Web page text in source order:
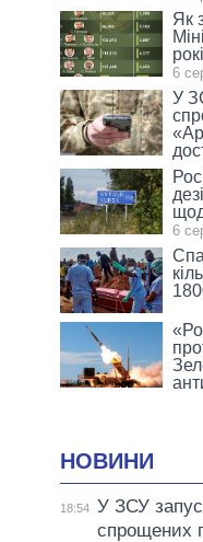
Як
6
У
6
НОВИНИ
18:54 У ЗСУ
спрощених